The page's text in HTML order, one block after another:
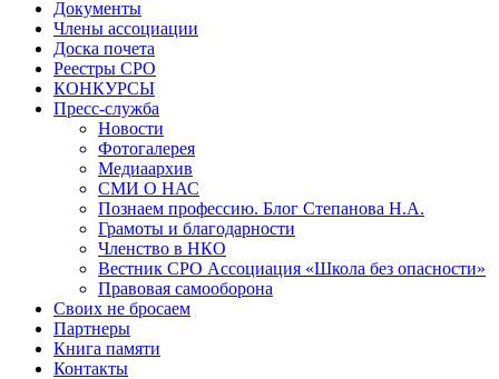
Документы
Члены ассоциации
Доска почета
Реестры СРО
КОНКУРСЫ
Пресс-служба
Новости
Фотогалерея
Медиаархив
СМИ О НАС
Познаем профессию. Блог Степанова Н.А.
Грамоты и благодарности
Членство в НКО
Вестник СРО Ассоциация «Школа без опасности»
Правовая самооборона
Своих не бросаем
Партнеры
Книга памяти
Контакты